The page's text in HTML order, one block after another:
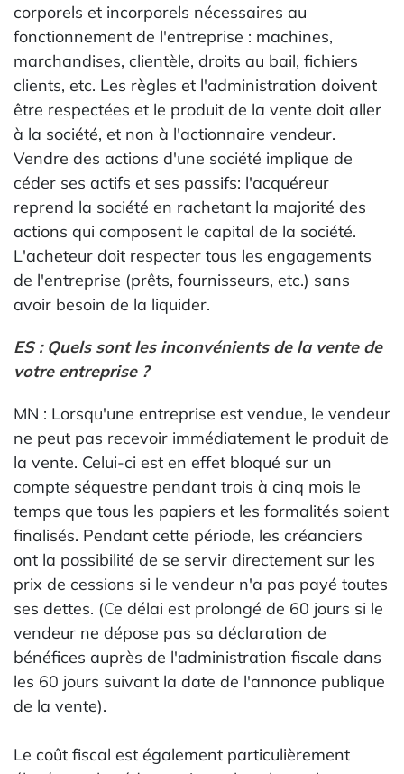
corporels et incorporels nécessaires au
fonctionnement de l'entreprise : machines,
marchandises, clientèle, droits au bail, fichiers
clients, etc. Les règles et l'administration doivent
être respectées et le produit de la vente doit aller
à la société, et non à l'actionnaire vendeur.
Vendre des actions d'une société implique de
céder ses actifs et ses passifs: l'acquéreur
reprend la société en rachetant la majorité des
actions qui composent le capital de la société.
L'acheteur doit respecter tous les engagements
de l'entreprise (prêts, fournisseurs, etc.) sans
avoir besoin de la liquider.
ES : Quels sont les inconvénients de la vente de
votre entreprise ?
MN : Lorsqu'une entreprise est vendue, le vendeur
ne peut pas recevoir immédiatement le produit de
la vente. Celui-ci est en effet bloqué sur un
compte séquestre pendant trois à cinq mois le
temps que tous les papiers et les formalités soient
finalisés. Pendant cette période, les créanciers
ont la possibilité de se servir directement sur les
prix de cessions si le vendeur n'a pas payé toutes
ses dettes. (Ce délai est prolongé de 60 jours si le
vendeur ne dépose pas sa déclaration de
bénéfices auprès de l'administration fiscale dans
les 60 jours suivant la date de l'annonce publique
de la vente).
Le coût fiscal est également particulièrement